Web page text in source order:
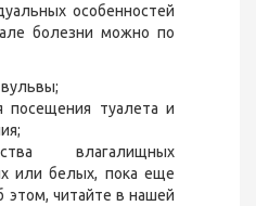
особенностей
болезни можно по
туалета и
влагалищных
или белых, пока еще
этом, читайте в нашей